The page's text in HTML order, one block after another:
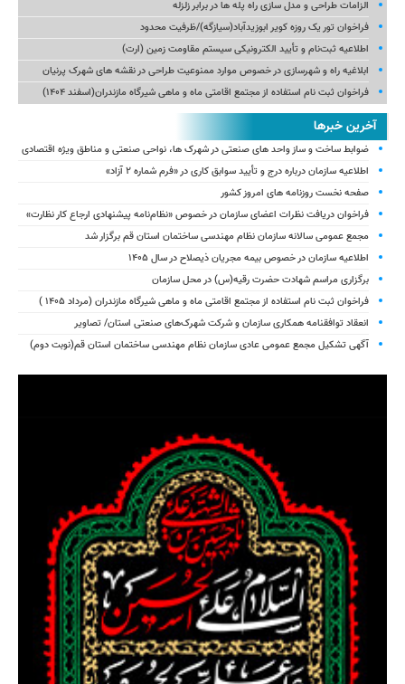
الزامات طراحی و مدل سازی راه پله ها در برابر زلزله
فراخوان تور یک روزه کویر ابوزیدآباد(سیازگه)/ظرفیت محدود
اطلاعیه ثبت‌نام و تأیید الکترونیکی سیستم مقاومت زمین (ارت)
ابلاغیه راه و شهرسازی در خصوص موارد ممنوعیت طراحی در نقشه های شهرک پرنیان
فراخوان ثبت نام استفاده از مجتمع اقامتی ماه و ماهی شیرگاه مازندران(اسفند ۱۴۰۴)
آخرین خبرها
ضوابط ساخت و ساز واحد های صنعتی در شهرک ها، نواحی صنعتی و مناطق ویژه اقتصادی
اطلاعیه سازمان درباره درج و تأیید سوابق کاری در «فرم شماره ۲ آزاد»
صفحه نخست روزنامه های امروز کشور
فراخوان دریافت نظرات اعضای سازمان در خصوص «نظام‌نامه پیشنهادی ارجاع کار نظارت»
مجمع عمومی سالانه سازمان نظام مهندسی ساختمان استان قم برگزار شد
اطلاعیه سازمان در خصوص بیمه مجریان ذیصلاح در سال ۱۴۰۵
برگزاری مراسم شهادت حضرت رقیه(س) در محل سازمان
فراخوان ثبت نام استفاده از مجتمع اقامتی ماه و ماهی شیرگاه مازندران (مرداد ۱۴۰۵ )
انعقاد توافقنامه همکاری سازمان و شرکت شهرک‌های صنعتی استان/ تصاویر
آگهی تشکیل مجمع عمومی عادی سازمان نظام مهندسی ساختمان استان قم(نوبت دوم)